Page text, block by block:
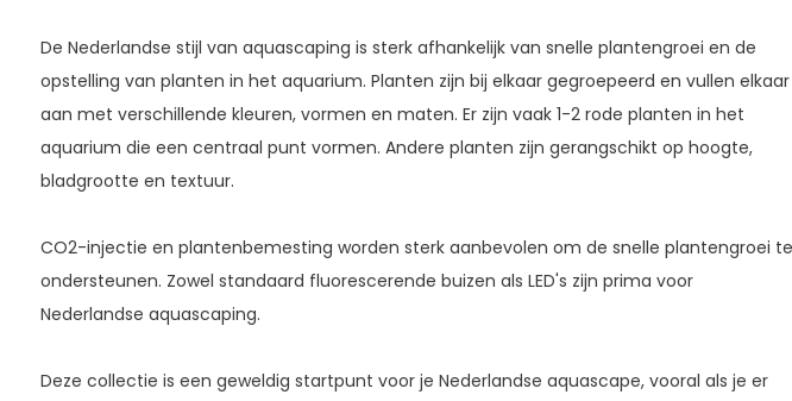
De Nederlandse stijl van aquascaping is sterk afhankelijk van snelle plantengroei en de
opstelling van planten in het aquarium. Planten zijn bij elkaar gegroepeerd en vullen elkaar
aan met verschillende kleuren, vormen en maten. Er zijn vaak 1-2 rode planten in het
aquarium die een centraal punt vormen. Andere planten zijn gerangschikt op hoogte,
bladgrootte en textuur.
CO2-injectie en plantenbemesting worden sterk aanbevolen om de snelle plantengroei te
ondersteunen. Zowel standaard fluorescerende buizen als LED's zijn prima voor
Nederlandse aquascaping.
Deze collectie is een geweldig startpunt voor je Nederlandse aquascape, vooral als je er